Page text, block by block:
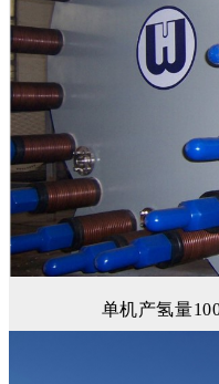
单机产氢量